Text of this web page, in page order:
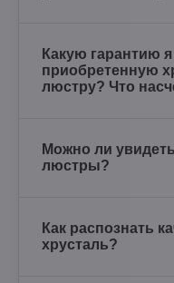
Какую гарантию
приобретенную
люстру? Что
Можно ли
люстры?
Как распознать
хрусталь?